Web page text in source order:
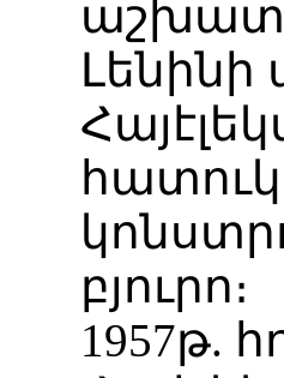
հատուկ
բյուրո։
1957թ.